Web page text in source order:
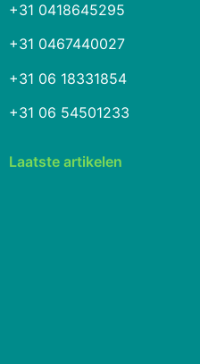
+31 0418645295
+31 0467440027
+31 06 18331854
+31 06 54501233
Laatste artikelen